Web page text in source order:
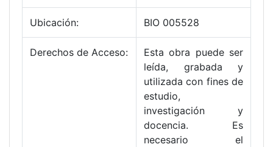
Ubicación: BIO 005528
Derechos de Acceso:
Esta obra puede ser
leída, grabada y
utilizada con fines de
estudio,
investigación y
docencia. Es
necesario el